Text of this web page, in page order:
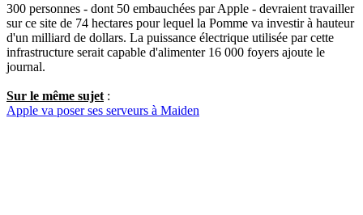
300 personnes - dont 50 embauchées par Apple - devraient travailler
sur ce site de 74 hectares pour lequel la Pomme va investir à hauteur
d'un milliard de dollars. La puissance électrique utilisée par cette
infrastructure serait capable d'alimenter 16 000 foyers ajoute le
journal.
Sur le même sujet :
Apple va poser ses serveurs à Maiden